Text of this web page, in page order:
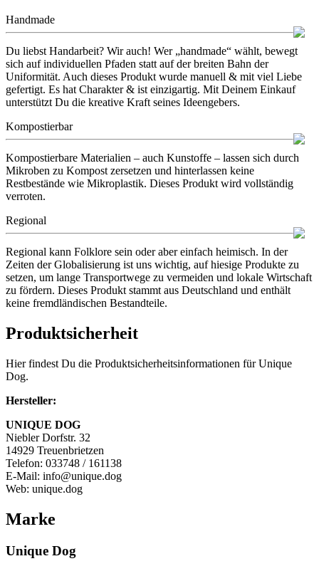
Handmade
Du liebst Handarbeit? Wir auch! Wer „handmade“ wählt, bewegt
sich auf individuellen Pfaden statt auf der breiten Bahn der
Uniformität. Auch dieses Produkt wurde manuell & mit viel Liebe
gefertigt. Es hat Charakter & ist einzigartig. Mit Deinem Einkauf
unterstützt Du die kreative Kraft seines Ideengebers.
Kompostierbar
Kompostierbare Materialien – auch Kunstoffe – lassen sich durch
Mikroben zu Kompost zersetzen und hinterlassen keine
Restbestände wie Mikroplastik. Dieses Produkt wird vollständig
verroten.
Regional
Regional kann Folklore sein oder aber einfach heimisch. In der
Zeiten der Globalisierung ist uns wichtig, auf hiesige Produkte zu
setzen, um lange Transportwege zu vermeiden und lokale Wirtschaft
zu fördern. Dieses Produkt stammt aus Deutschland und enthält
keine fremdländischen Bestandteile.
Produktsicherheit
Hier findest Du die Produktsicherheitsinformationen für Unique
Dog.
Hersteller:
UNIQUE DOG
Niebler Dorfstr. 32
14929 Treuenbrietzen
Telefon: 033748 / 161138
E-Mail: info@unique.dog
Web: unique.dog
Marke
Unique Dog